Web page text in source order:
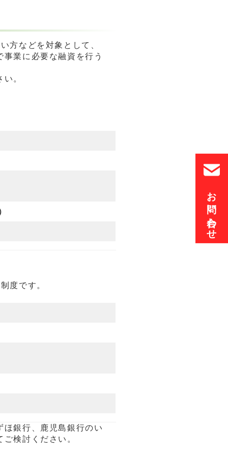
方などを対象として、
業に必要な融資を行う
。
度です。
銀行、鹿児島銀行のい
検討ください。
お問い合わせ